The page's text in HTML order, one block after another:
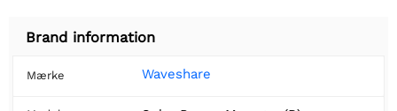
Brand information
Mærke Waveshare